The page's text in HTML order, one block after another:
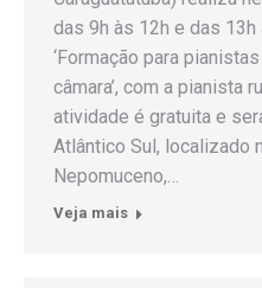
das 9h às 12h e das
‘Formação para
câmara’, com a pianista
atividade é gratuita e
Atlântico Sul, localizado
Nepomuceno,…
Veja mais